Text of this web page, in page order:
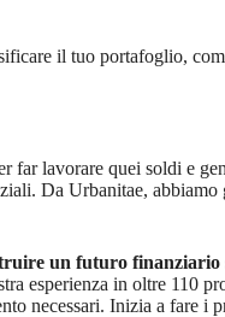
il tuo portafoglio,
far lavorare quei soldi e
Da Urbanitae,
un futuro finanziario
esperienza in oltre 110
necessari. Inizia a fare i